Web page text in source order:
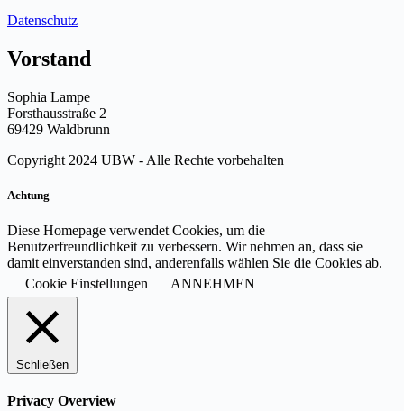
Datenschutz
Vorstand
Sophia Lampe
Forsthausstraße 2
69429 Waldbrunn
Copyright 2024 UBW - Alle Rechte vorbehalten
Achtung
Diese Homepage verwendet Cookies, um die
Benutzerfreundlichkeit zu verbessern. Wir nehmen an, dass sie
damit einverstanden sind, anderenfalls wählen Sie die Cookies ab.
Cookie Einstellungen
ANNEHMEN
Schließen
Privacy Overview